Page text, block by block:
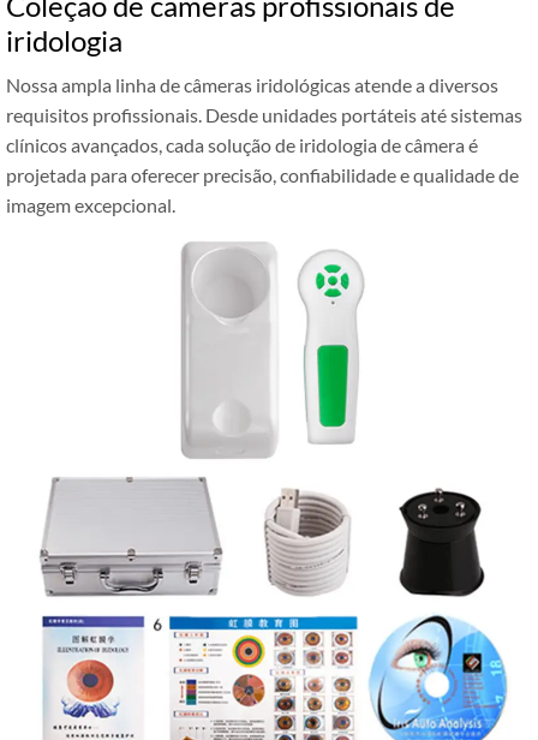
iridologia
Nossa ampla linha de câmeras iridológicas atende a diversos
requisitos profissionais. Desde unidades portáteis até sistemas
clínicos avançados, cada solução de iridologia de câmera é
projetada para oferecer precisão, confiabilidade e qualidade de
imagem excepcional.